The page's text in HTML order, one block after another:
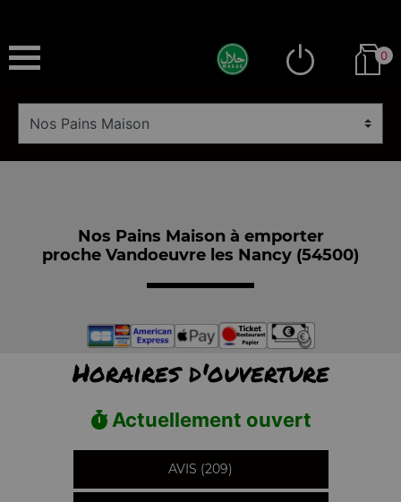
0
Nos Pains Maison à emporter
proche Vandoeuvre les Nancy (54500)
Horaires d'ouverture
Actuellement ouvert
AVIS (209)